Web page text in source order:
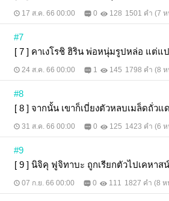
17 ส.ค. 66 00:00 0 128 1501 คำ (7
#7
[ 7 ] คาเงโรชิ ฮิริน พ่อหนุ่มรูปหล่อ แต่แ
24 ส.ค. 66 00:00 1 145 1798 คำ (8
#8
[ 8 ] จากนั้น เขาก็เบี่ยงตัวหลบเมล็ดถั่วแ
31 ส.ค. 66 00:00 0 125 1423 คำ (6
#9
[ 9 ] นิจิคุ ฟูจิทาบะ ถูกเรียกตัวไปเคหาส
07 ก.ย. 66 00:00 0 111 1827 คำ (8